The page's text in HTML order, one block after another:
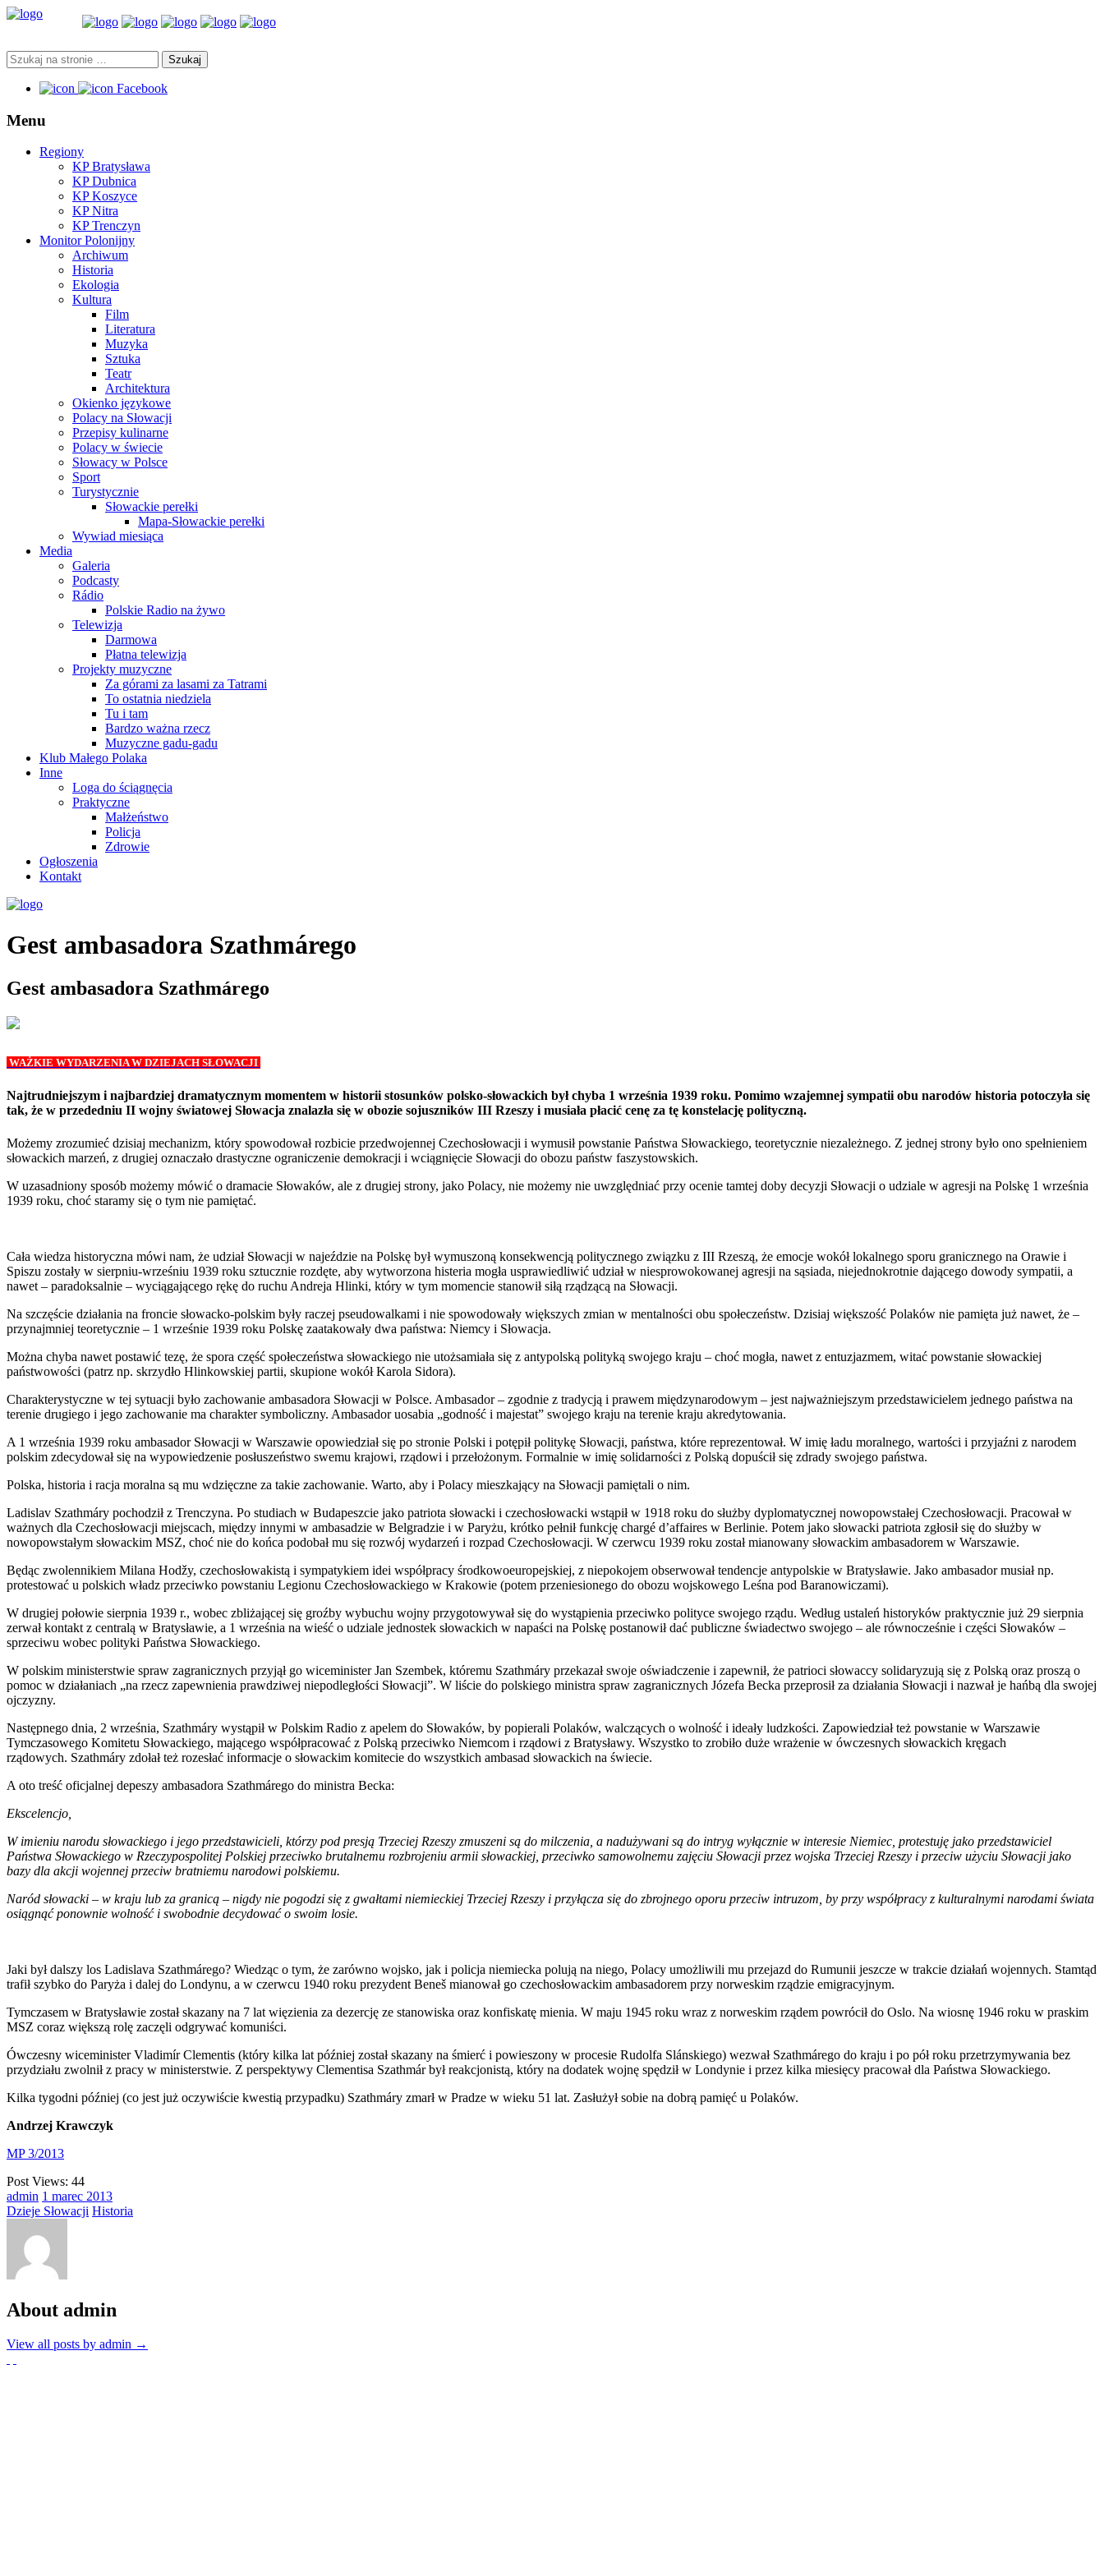
Facebook
Menu
Regiony
KP Bratysława
KP Dubnica
KP Koszyce
KP Nitra
KP Trenczyn
Monitor Polonijny
Archiwum
Historia
Ekologia
Kultura
Film
Literatura
Muzyka
Sztuka
Teatr
Architektura
Okienko językowe
Polacy na Słowacji
Przepisy kulinarne
Polacy w świecie
Słowacy w Polsce
Sport
Turystycznie
Słowackie perełki
Mapa-Słowackie perełki
Wywiad miesiąca
Media
Galeria
Podcasty
Rádio
Polskie Radio na żywo
Telewizja
Darmowa
Płatna telewizja
Projekty muzyczne
Za górami za lasami za Tatrami
To ostatnia niedziela
Tu i tam
Bardzo ważna rzecz
Muzyczne gadu-gadu
Klub Małego Polaka
Inne
Loga do ściągnęcia
Praktyczne
Małżeństwo
Policja
Zdrowie
Ogłoszenia
Kontakt
Gest ambasadora Szathmárego
Gest ambasadora Szathmárego
WAŻKIE WYDARZENIA W DZIEJACH SŁOWACJI
Najtrudniejszym i najbardziej dramatycznym momentem w historii stosunków polsko-słowackich był chyba 1 września 1939 roku. Pomimo wzajemnej sympatii obu narodów historia potoczyła się
tak, że w przededniu II wojny światowej Słowacja znalazła się w obozie sojuszników III Rzeszy i musiała płacić cenę za tę konstelację polityczną.
Możemy zrozumieć dzisiaj mechanizm, który spowodował rozbicie przedwojennej Czechosłowacji i wymusił powstanie Państwa Słowackiego, teoretycznie niezależnego. Z jednej strony było ono spełnieniem
słowackich marzeń, z drugiej oznaczało drastyczne ograniczenie demokracji i wciągnięcie Słowacji do obozu państw faszystowskich.
W uzasadniony sposób możemy mówić o dramacie Słowaków, ale z drugiej strony, jako Polacy, nie możemy nie uwzględniać przy ocenie tamtej doby decyzji Słowacji o udziale w agresji na Polskę 1 września
1939 roku, choć staramy się o tym nie pamiętać.
Cała wiedza historyczna mówi nam, że udział Słowacji w najeździe na Polskę był wymuszoną konsekwencją politycznego związku z III Rzeszą, że emocje wokół lokalnego sporu granicznego na Orawie i
Spiszu zostały w sierpniu-wrześniu 1939 roku sztucznie rozdęte, aby wytworzona histeria mogła usprawiedliwić udział w niesprowokowanej agresji na sąsiada, niejednokrotnie dającego dowody sympatii, a
nawet – paradoksalnie – wyciągającego rękę do ruchu Andreja Hlinki, który w tym momencie stanowił siłą rządzącą na Słowacji.
Na szczęście działania na froncie słowacko-polskim były raczej pseudowalkami i nie spowodowały większych zmian w mentalności obu społeczeństw. Dzisiaj większość Polaków nie pamięta już nawet, że –
przynajmniej teoretycznie – 1 wrześnie 1939 roku Polskę zaatakowały dwa państwa: Niemcy i Słowacja.
Można chyba nawet postawić tezę, że spora część społeczeństwa słowackiego nie utożsamiała się z antypolską polityką swojego kraju – choć mogła, nawet z entuzjazmem, witać powstanie słowackiej
państwowości (patrz np. skrzydło Hlinkowskiej partii, skupione wokół Karola Sidora).
Charakterystyczne w tej sytuacji było zachowanie ambasadora Słowacji w Polsce. Ambasador – zgodnie z tradycją i prawem międzynarodowym – jest najważniejszym przedstawicielem jednego państwa na
terenie drugiego i jego zachowanie ma charakter symboliczny. Ambasador uosabia „godność i majestat” swojego kraju na terenie kraju akredytowania.
A 1 września 1939 roku ambasador Słowacji w Warszawie opowiedział się po stronie Polski i potępił politykę Słowacji, państwa, które reprezentował. W imię ładu moralnego, wartości i przyjaźni z narodem
polskim zdecydował się na wypowiedzenie posłuszeństwo swemu krajowi, rządowi i przełożonym. Formalnie w imię solidarności z Polską dopuścił się zdrady swojego państwa.
Polska, historia i racja moralna są mu wdzięczne za takie zachowanie. Warto, aby i Polacy mieszkający na Słowacji pamiętali o nim.
Ladislav Szathmáry pochodził z Trenczyna. Po studiach w Budapeszcie jako patriota słowacki i czechosłowacki wstąpił w 1918 roku do służby dyplomatycznej nowopowstałej Czechosłowacji. Pracował w
ważnych dla Czechosłowacji miejscach, między innymi w ambasadzie w Belgradzie i w Paryżu, krótko pełnił funkcję chargé d’affaires w Berlinie. Potem jako słowacki patriota zgłosił się do służby w
nowopowstałym słowackim MSZ, choć nie do końca podobał mu się rozwój wydarzeń i rozpad Czechosłowacji. W czerwcu 1939 roku został mianowany słowackim ambasadorem w Warszawie.
Będąc zwolennikiem Milana Hodžy, czechosłowakistą i sympatykiem idei współpracy środkowoeuropejskiej, z niepokojem obserwował tendencje antypolskie w Bratysławie. Jako ambasador musiał np.
protestować u polskich władz przeciwko powstaniu Legionu Czechosłowackiego w Krakowie (potem przeniesionego do obozu wojskowego Leśna pod Baranowiczami).
W drugiej połowie sierpnia 1939 r., wobec zbliżającej się groźby wybuchu wojny przygotowywał się do wystąpienia przeciwko polityce swojego rządu. Według ustaleń historyków praktycznie już 29 sierpnia
zerwał kontakt z centralą w Bratysławie, a 1 września na wieść o udziale jednostek słowackich w napaści na Polskę postanowił dać publiczne świadectwo swojego – ale równocześnie i części Słowaków –
sprzeciwu wobec polityki Państwa Słowackiego.
W polskim ministerstwie spraw zagranicznych przyjął go wiceminister Jan Szembek, któremu Szathmáry przekazał swoje oświadczenie i zapewnił, że patrioci słowaccy solidaryzują się z Polską oraz proszą o
pomoc w działaniach „na rzecz zapewnienia prawdziwej niepodległości Słowacji”. W liście do polskiego ministra spraw zagranicznych Józefa Becka przeprosił za działania Słowacji i nazwał je hańbą dla swojej
ojczyzny.
Następnego dnia, 2 września, Szathmáry wystąpił w Polskim Radio z apelem do Słowaków, by popierali Polaków, walczących o wolność i ideały ludzkości. Zapowiedział też powstanie w Warszawie
Tymczasowego Komitetu Słowackiego, mającego współpracować z Polską przeciwko Niemcom i rządowi z Bratysławy. Wszystko to zrobiło duże wrażenie w ówczesnych słowackich kręgach
rządowych. Szathmáry zdołał też rozesłać informacje o słowackim komitecie do wszystkich ambasad słowackich na świecie.
A oto treść oficjalnej depeszy ambasadora Szathmárego do ministra Becka:
Ekscelencjo,
W imieniu narodu słowackiego i jego przedstawicieli, którzy pod presją Trzeciej Rzeszy zmuszeni są do milczenia, a nadużywani są do intryg wyłącznie w interesie Niemiec, protestuję jako przedstawiciel
Państwa Słowackiego w Rzeczypospolitej Polskiej przeciwko brutalnemu rozbrojeniu armii słowackiej, przeciwko samowolnemu zajęciu Słowacji przez wojska Trzeciej Rzeszy i przeciw użyciu Słowacji jako
bazy dla akcji wojennej przeciw bratniemu narodowi polskiemu.
Naród słowacki – w kraju lub za granicą – nigdy nie pogodzi się z gwałtami niemieckiej Trzeciej Rzeszy i przyłącza się do zbrojnego oporu przeciw intruzom, by przy współpracy z kulturalnymi narodami świata
osiągnąć ponownie wolność i swobodnie decydować o swoim losie.
Jaki był dalszy los Ladislava Szathmárego? Wiedząc o tym, że zarówno wojsko, jak i policja niemiecka polują na niego, Polacy umożliwili mu przejazd do Rumunii jeszcze w trakcie działań wojennych. Stamtąd
trafił szybko do Paryża i dalej do Londynu, a w czerwcu 1940 roku prezydent Beneš mianował go czechosłowackim ambasadorem przy norweskim rządzie emigracyjnym.
Tymczasem w Bratysławie został skazany na 7 lat więzienia za dezercję ze stanowiska oraz konfiskatę mienia. W maju 1945 roku wraz z norweskim rządem powrócił do Oslo. Na wiosnę 1946 roku w praskim
MSZ coraz większą rolę zaczęli odgrywać komuniści.
Ówczesny wiceminister Vladimír Clementis (który kilka lat później został skazany na śmierć i powieszony w procesie Rudolfa Slánskiego) wezwał Szathmárego do kraju i po pół roku przetrzymywania bez
przydziału zwolnił z pracy w ministerstwie. Z perspektywy Clementisa Szathmár był reakcjonistą, który na dodatek wojnę spędził w Londynie i przez kilka miesięcy pracował dla Państwa Słowackiego.
Kilka tygodni później (co jest już oczywiście kwestią przypadku) Szathmáry zmarł w Pradze w wieku 51 lat. Zasłużył sobie na dobrą pamięć u Polaków.
Andrzej Krawczyk
MP 3/2013
Post Views: 44
admin 1 marec 2013
Dzieje Słowacji Historia
About admin
View all posts by admin →